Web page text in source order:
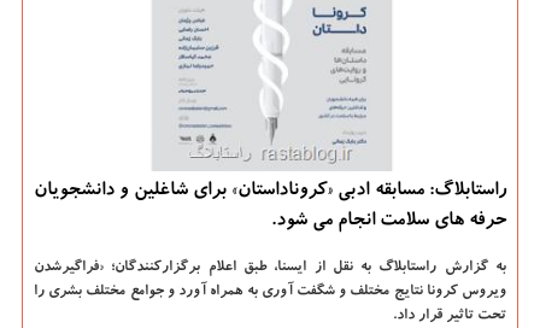
راستابلاگ: مسابقه ادبی «كروناداستان» برای شاغلین و دانشجویان
حرفه های سلامت انجام می شود.
به گزارش راستابلاگ به نقل از ایسنا، طبق اعلام برگزارکنندگان؛ «فراگیرشدن
ویروس کرونا نتایج مختلف و شگفت ­آوری به همراه آورد و جوامع مختلف بشری را
تحت تاثیر قرار داد.